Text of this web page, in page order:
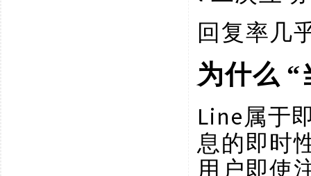
回复率几
为什么 “
Line属于
息的即时
用户即使